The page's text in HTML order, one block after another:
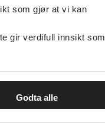
som gjør at vi kan
gir verdifull innsikt som
Godta alle